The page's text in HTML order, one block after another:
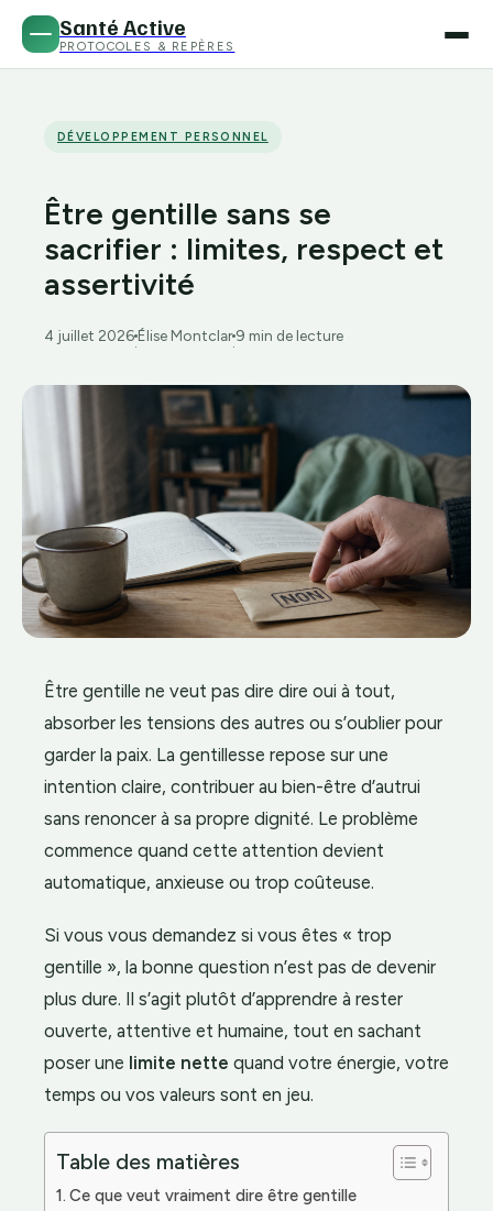
Santé Active
PROTOCOLES & REPÈRES
DÉVELOPPEMENT PERSONNEL
Être gentille sans se
sacrifier : limites, respect et
assertivité
4 juillet 2026
·
Élise Montclar
·
9 min de lecture
Être gentille ne veut pas dire dire oui à tout,
absorber les tensions des autres ou s’oublier pour
garder la paix. La gentillesse repose sur une
intention claire, contribuer au bien-être d’autrui
sans renoncer à sa propre dignité. Le problème
commence quand cette attention devient
automatique, anxieuse ou trop coûteuse.
Si vous vous demandez si vous êtes « trop
gentille », la bonne question n’est pas de devenir
plus dure. Il s’agit plutôt d’apprendre à rester
ouverte, attentive et humaine, tout en sachant
poser une limite nette quand votre énergie, votre
temps ou vos valeurs sont en jeu.
Table des matières
Ce que veut vraiment dire être gentille